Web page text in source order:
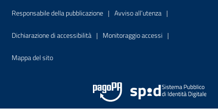
Menu di servizio
Responsabile della pubblicazione Sito interno - Apre in una nuova
Avviso all’utenza Sito interno -
Dichiarazione di accessibilità Sito interno - Apre in una nuova finestra
Monitoraggio accessi Sito interno -
Mappa del sitoSito interno - Apre nella stessa finestra